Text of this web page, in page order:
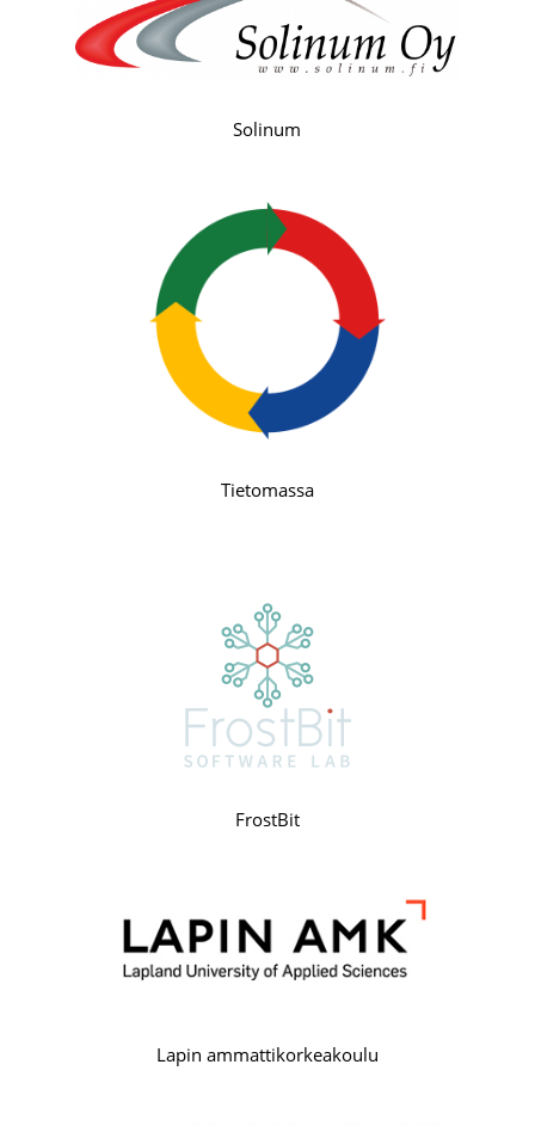
Solinum
Tietomassa
FrostBit
Lapin ammattikorkeakoulu